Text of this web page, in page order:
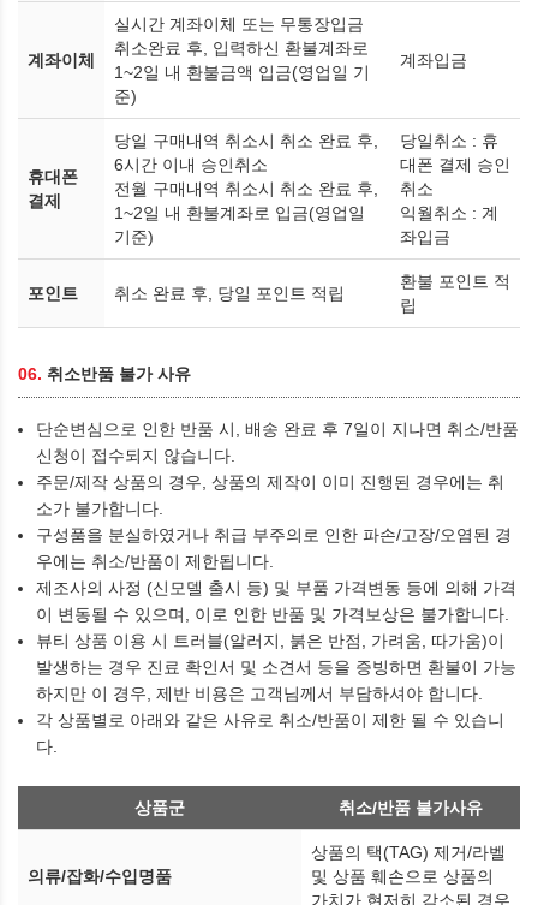
계좌이체
실시간 계좌이체 또는 무통장입금
취소완료 후, 입력하신 환불계좌로
1~2일 내 환불금액 입금(영업일 기
준)
계좌입금
휴대폰
결제
당일 구매내역 취소시 취소 완료 후,
6시간 이내 승인취소
전월 구매내역 취소시 취소 완료 후,
1~2일 내 환불계좌로 입금(영업일
기준)
당일취소 : 휴
대폰 결제 승인
취소
익월취소 : 계
좌입금
포인트 취소 완료 후, 당일 포인트 적립
환불 포인트 적
립
06. 취소반품 불가 사유
단순변심으로 인한 반품 시, 배송 완료 후 7일이 지나면 취소/반품
신청이 접수되지 않습니다.
주문/제작 상품의 경우, 상품의 제작이 이미 진행된 경우에는 취
소가 불가합니다.
구성품을 분실하였거나 취급 부주의로 인한 파손/고장/오염된 경
우에는 취소/반품이 제한됩니다.
제조사의 사정 (신모델 출시 등) 및 부품 가격변동 등에 의해 가격
이 변동될 수 있으며, 이로 인한 반품 및 가격보상은 불가합니다.
뷰티 상품 이용 시 트러블(알러지, 붉은 반점, 가려움, 따가움)이
발생하는 경우 진료 확인서 및 소견서 등을 증빙하면 환불이 가능
하지만 이 경우, 제반 비용은 고객님께서 부담하셔야 합니다.
각 상품별로 아래와 같은 사유로 취소/반품이 제한 될 수 있습니
다.
상품군 취소/반품 불가사유
의류/잡화/수입명품
상품의 택(TAG) 제거/라벨
및 상품 훼손으로 상품의
가치가 현저히 감소된 경우